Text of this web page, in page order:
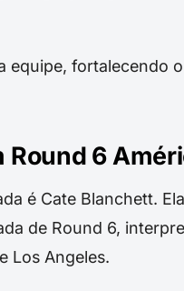
equipe, fortalecendo
6
é Cate Blanchett.
de Round 6,
Los Angeles.